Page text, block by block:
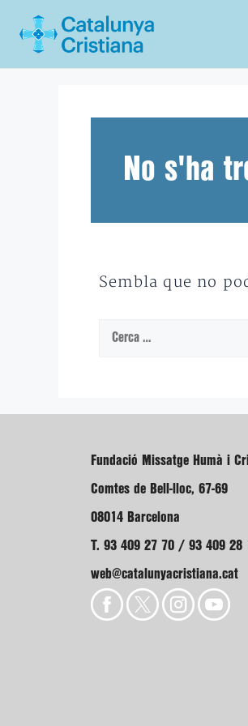
No s'ha
Sembla que no
Cerca:
Fundació Missatge Humà i
Comtes de Bell-lloc, 67-69
08014 Barcelona
T. 93 409 27 70 / 93 409 28
web@catalunyacristiana.cat